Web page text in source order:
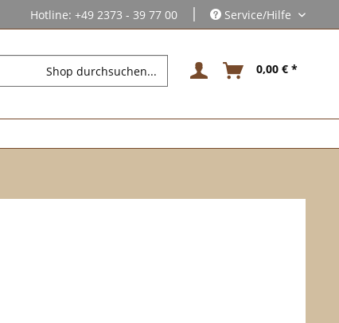
Hotline: +49 2373 - 39 77 00 | Service/Hilfe
0,00 € *